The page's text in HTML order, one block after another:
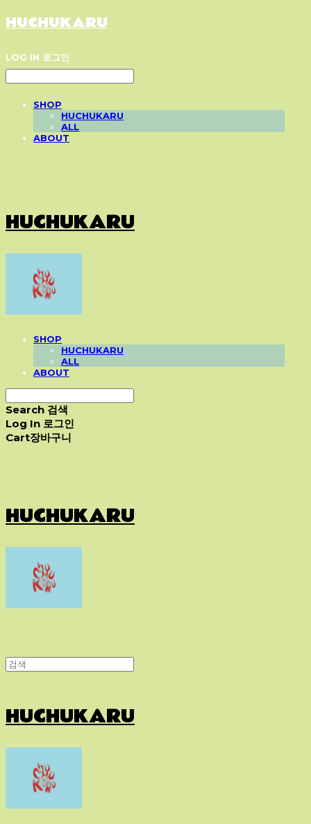
HUCHUKARU
LOG IN 로그인
SHOP
HUCHUKARU
ALL
ABOUT
HUCHUKARU
SHOP
HUCHUKARU
ALL
ABOUT
Search 검색
Log In 로그인
Cart장바구니
HUCHUKARU
HUCHUKARU